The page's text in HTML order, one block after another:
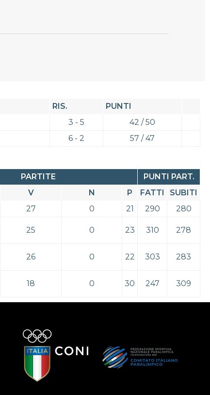
RIS.
PUNTI
3 - 5
42 / 50
6 - 2 57 / 47
PARTITE
PUNTI PART.
V N P FATTI
SUBITI
27 0 21 290
280
25 0 23 310 278
26 0 22 303 283
18 0 30 247 309